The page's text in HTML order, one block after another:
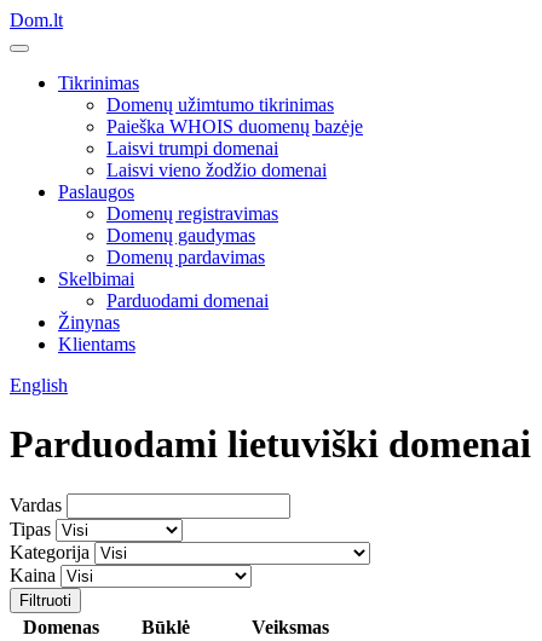
Dom.lt
Tikrinimas
Domenų užimtumo tikrinimas
Paieška WHOIS duomenų bazėje
Laisvi trumpi domenai
Laisvi vieno žodžio domenai
Paslaugos
Domenų registravimas
Domenų gaudymas
Domenų pardavimas
Skelbimai
Parduodami domenai
Žinynas
Klientams
English
Parduodami lietuviški domenai
Vardas
Tipas
Kategorija
Kaina
Filtruoti
Domenas Būklė
Veiksmas